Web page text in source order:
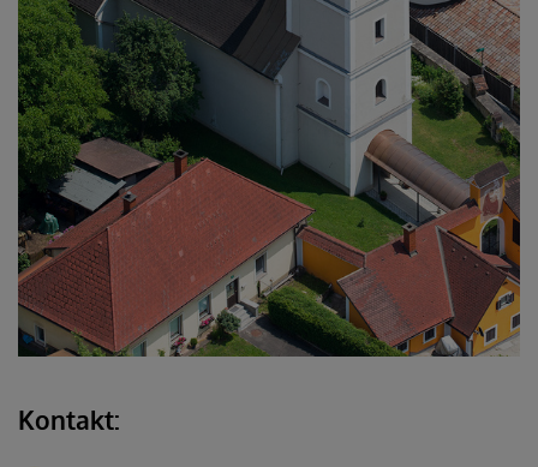
Kontakt: